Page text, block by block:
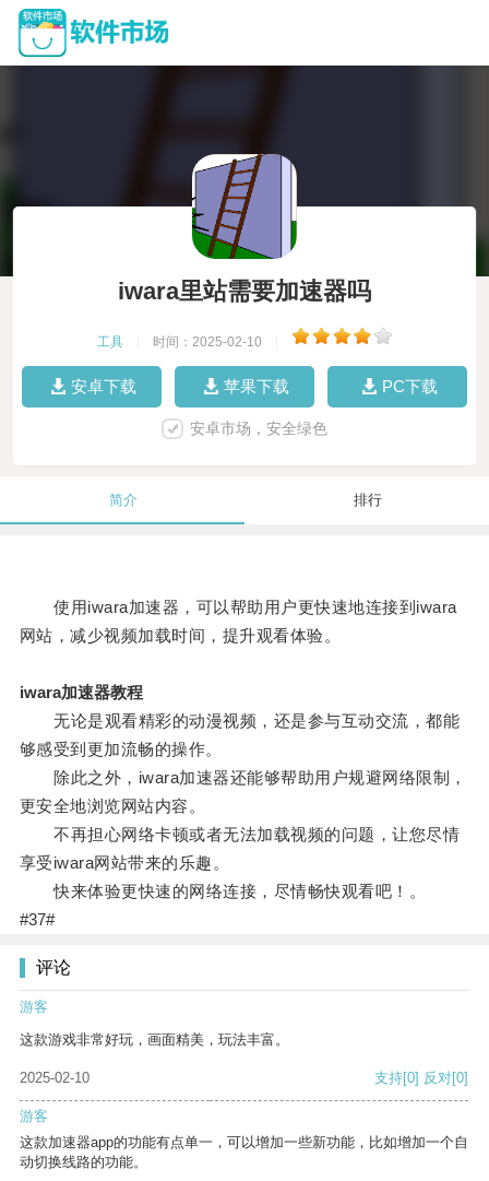
iwara里站需要加速器吗
工具 时间：2025-02-10
安卓下载 苹果下载 PC下载
安卓市场，安全绿色
简介 排行
使用iwara加速器，可以帮助用户更快速地连接到iwara
网站，减少视频加载时间，提升观看体验。
iwara加速器教程
无论是观看精彩的动漫视频，还是参与互动交流，都能
够感受到更加流畅的操作。
除此之外，iwara加速器还能够帮助用户规避网络限制，
更安全地浏览网站内容。
不再担心网络卡顿或者无法加载视频的问题，让您尽情
享受iwara网站带来的乐趣。
快来体验更快速的网络连接，尽情畅快观看吧！。
#37#
评论
游客
这款游戏非常好玩，画面精美，玩法丰富。
2025-02-10 支持[0] 反对[0]
游客
这款加速器app的功能有点单一，可以增加一些新功能，比如增加一个自
动切换线路的功能。